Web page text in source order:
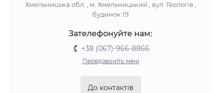
Хмельницька обл. , м. Хмельницький , вул. Геологів ,
будинок 19
Зателефонуйте нам:
+38 (067)-966-8866
Передзвоніть мені
До контактів